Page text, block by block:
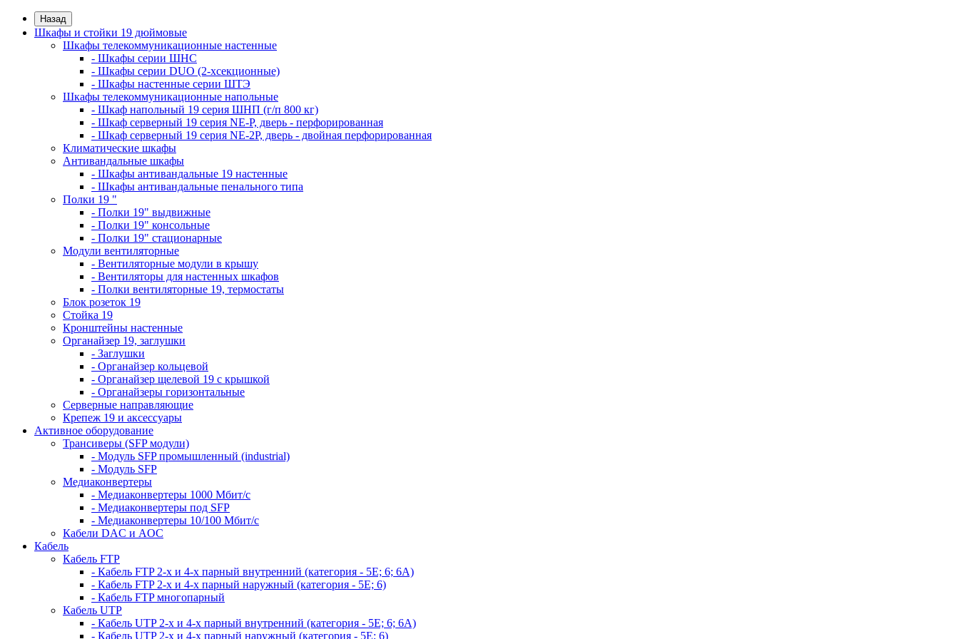
Назад
Шкафы и стойки 19 дюймовые
Шкафы телекоммуникационные настенные
- Шкафы серии ШНС
- Шкафы серии DUO (2-хсекционные)
- Шкафы настенные серии ШТЭ
Шкафы телекоммуникационные напольные
- Шкаф напольный 19 серия ШНП (г/п 800 кг)
- Шкаф серверный 19 серия NE-P, дверь - перфорированная
- Шкаф серверный 19 серия NE-2P, дверь - двойная перфорированная
Климатические шкафы
Антивандальные шкафы
- Шкафы антивандальные 19 настенные
- Шкафы антивандальные пенального типа
Полки 19 "
- Полки 19" выдвижные
- Полки 19" консольные
- Полки 19" стационарные
Модули вентиляторные
- Вентиляторные модули в крышу
- Вентиляторы для настенных шкафов
- Полки вентиляторные 19, термостаты
Блок розеток 19
Стойка 19
Кронштейны настенные
Органайзер 19, заглушки
- Заглушки
- Органайзер кольцевой
- Органайзер щелевой 19 с крышкой
- Органайзеры горизонтальные
Серверные направляющие
Крепеж 19 и аксессуары
Активное оборудование
Трансиверы (SFP модули)
- Модуль SFP промышленный (industrial)
- Модуль SFP
Медиаконвертеры
- Медиаконвертеры 1000 Мбит/с
- Медиаконвертеры под SFP
- Медиаконвертеры 10/100 Мбит/с
Кабели DAC и AOC
Кабель
Кабель FTP
- Кабель FTP 2-х и 4-х парный внутренний (категория - 5Е; 6; 6А)
- Кабель FTP 2-х и 4-х парный наружный (категория - 5Е; 6)
- Кабель FTP многопарный
Кабель UTP
- Кабель UTP 2-х и 4-х парный внутренний (категория - 5Е; 6; 6А)
- Кабель UTP 2-х и 4-х парный наружный (категория - 5Е; 6)